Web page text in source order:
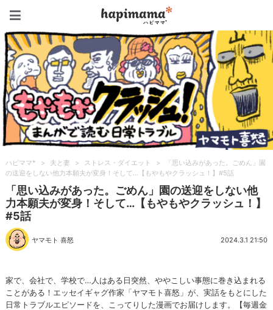
ハピママ* > 夫と妻 > ストレス・ダイエット >
「思い込みがあった。ごめん」園
の送迎をしない他力本願夫が変身！そして…【もやもやクラッシュ！】#5話
「思い込みがあった。ごめん」園の送迎をしない他
力本願夫が変身！そして…【もやもやクラッシュ！】
#5話
ヤマモト 喜怒 2024.3.1 21:50
家で、会社で、学校で…人はある日突然、ややこしい事態に巻き込まれる
ことがある！エッセイギャグ作家「ヤマモト喜怒」が、実話をもとにした
日常トラブルエピソードを、こってりした漫画でお届けします。【毎週金